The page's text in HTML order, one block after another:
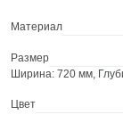
Материал
Размер
Ширина: 720 мм,
Цвет